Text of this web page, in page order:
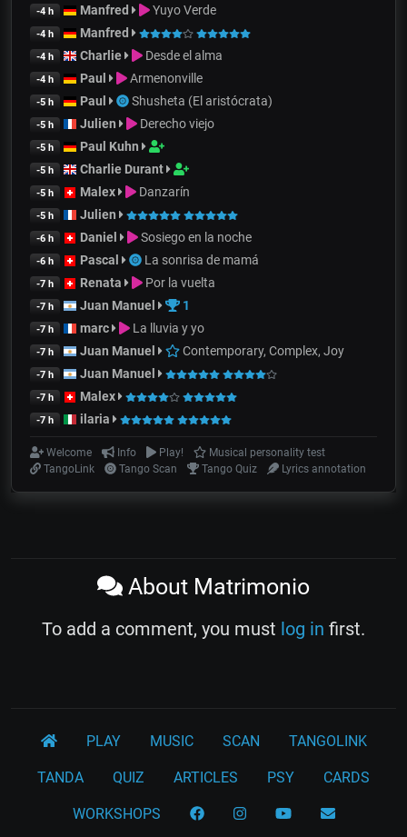
-4 h Manfred Yuyo Verde
-4 h Manfred
-4 h Charlie Desde el alma
-4 h Paul Armenonville
-5 h Paul Shusheta (El aristócrata)
-5 h Julien Derecho viejo
-5 h Paul Kuhn
-5 h Charlie Durant
-5 h Malex Danzarín
-5 h Julien
-6 h Daniel Sosiego en la noche
-6 h Pascal La sonrisa de mamá
-7 h Renata Por la vuelta
-7 h Juan Manuel 1
-7 h marc La lluvia y yo
-7 h Juan Manuel Contemporary, Complex, Joy
-7 h Juan Manuel
-7 h Malex
-7 h ilaria
Welcome Info Play!
Musical personality test
TangoLink
Tango Scan Tango Quiz Lyrics annotation
About Matrimonio
To add a comment, you must log in first.
PLAY MUSIC SCAN TANGOLINK
TANDA QUIZ ARTICLES PSY CARDS
WORKSHOPS